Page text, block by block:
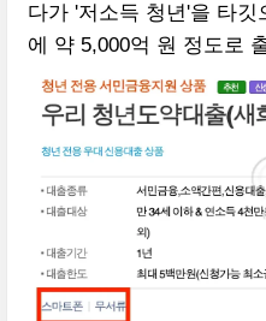
다가 '저소득 청년'을 타
에 약 5,000억 원 정도로